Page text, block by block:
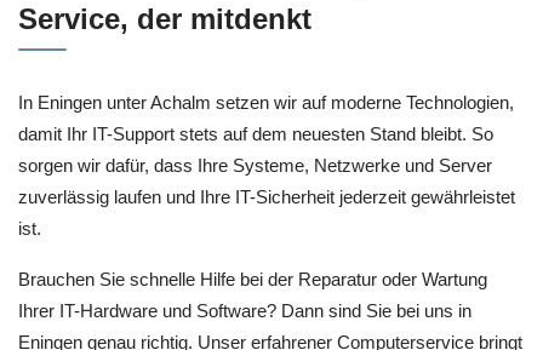
Service, der mitdenkt
In Eningen unter Achalm setzen wir auf moderne Technologien,
damit Ihr IT-Support stets auf dem neuesten Stand bleibt. So
sorgen wir dafür, dass Ihre Systeme, Netzwerke und Server
zuverlässig laufen und Ihre IT-Sicherheit jederzeit gewährleistet
ist.
Brauchen Sie schnelle Hilfe bei der Reparatur oder Wartung
Ihrer IT-Hardware und Software? Dann sind Sie bei uns in
Eningen genau richtig. Unser erfahrener Computerservice bringt